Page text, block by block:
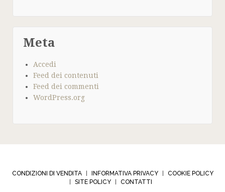
Meta
Accedi
Feed dei contenuti
Feed dei commenti
WordPress.org
CONDIZIONI DI VENDITA INFORMATIVA PRIVACY COOKIE POLICY
SITE POLICY CONTATTI